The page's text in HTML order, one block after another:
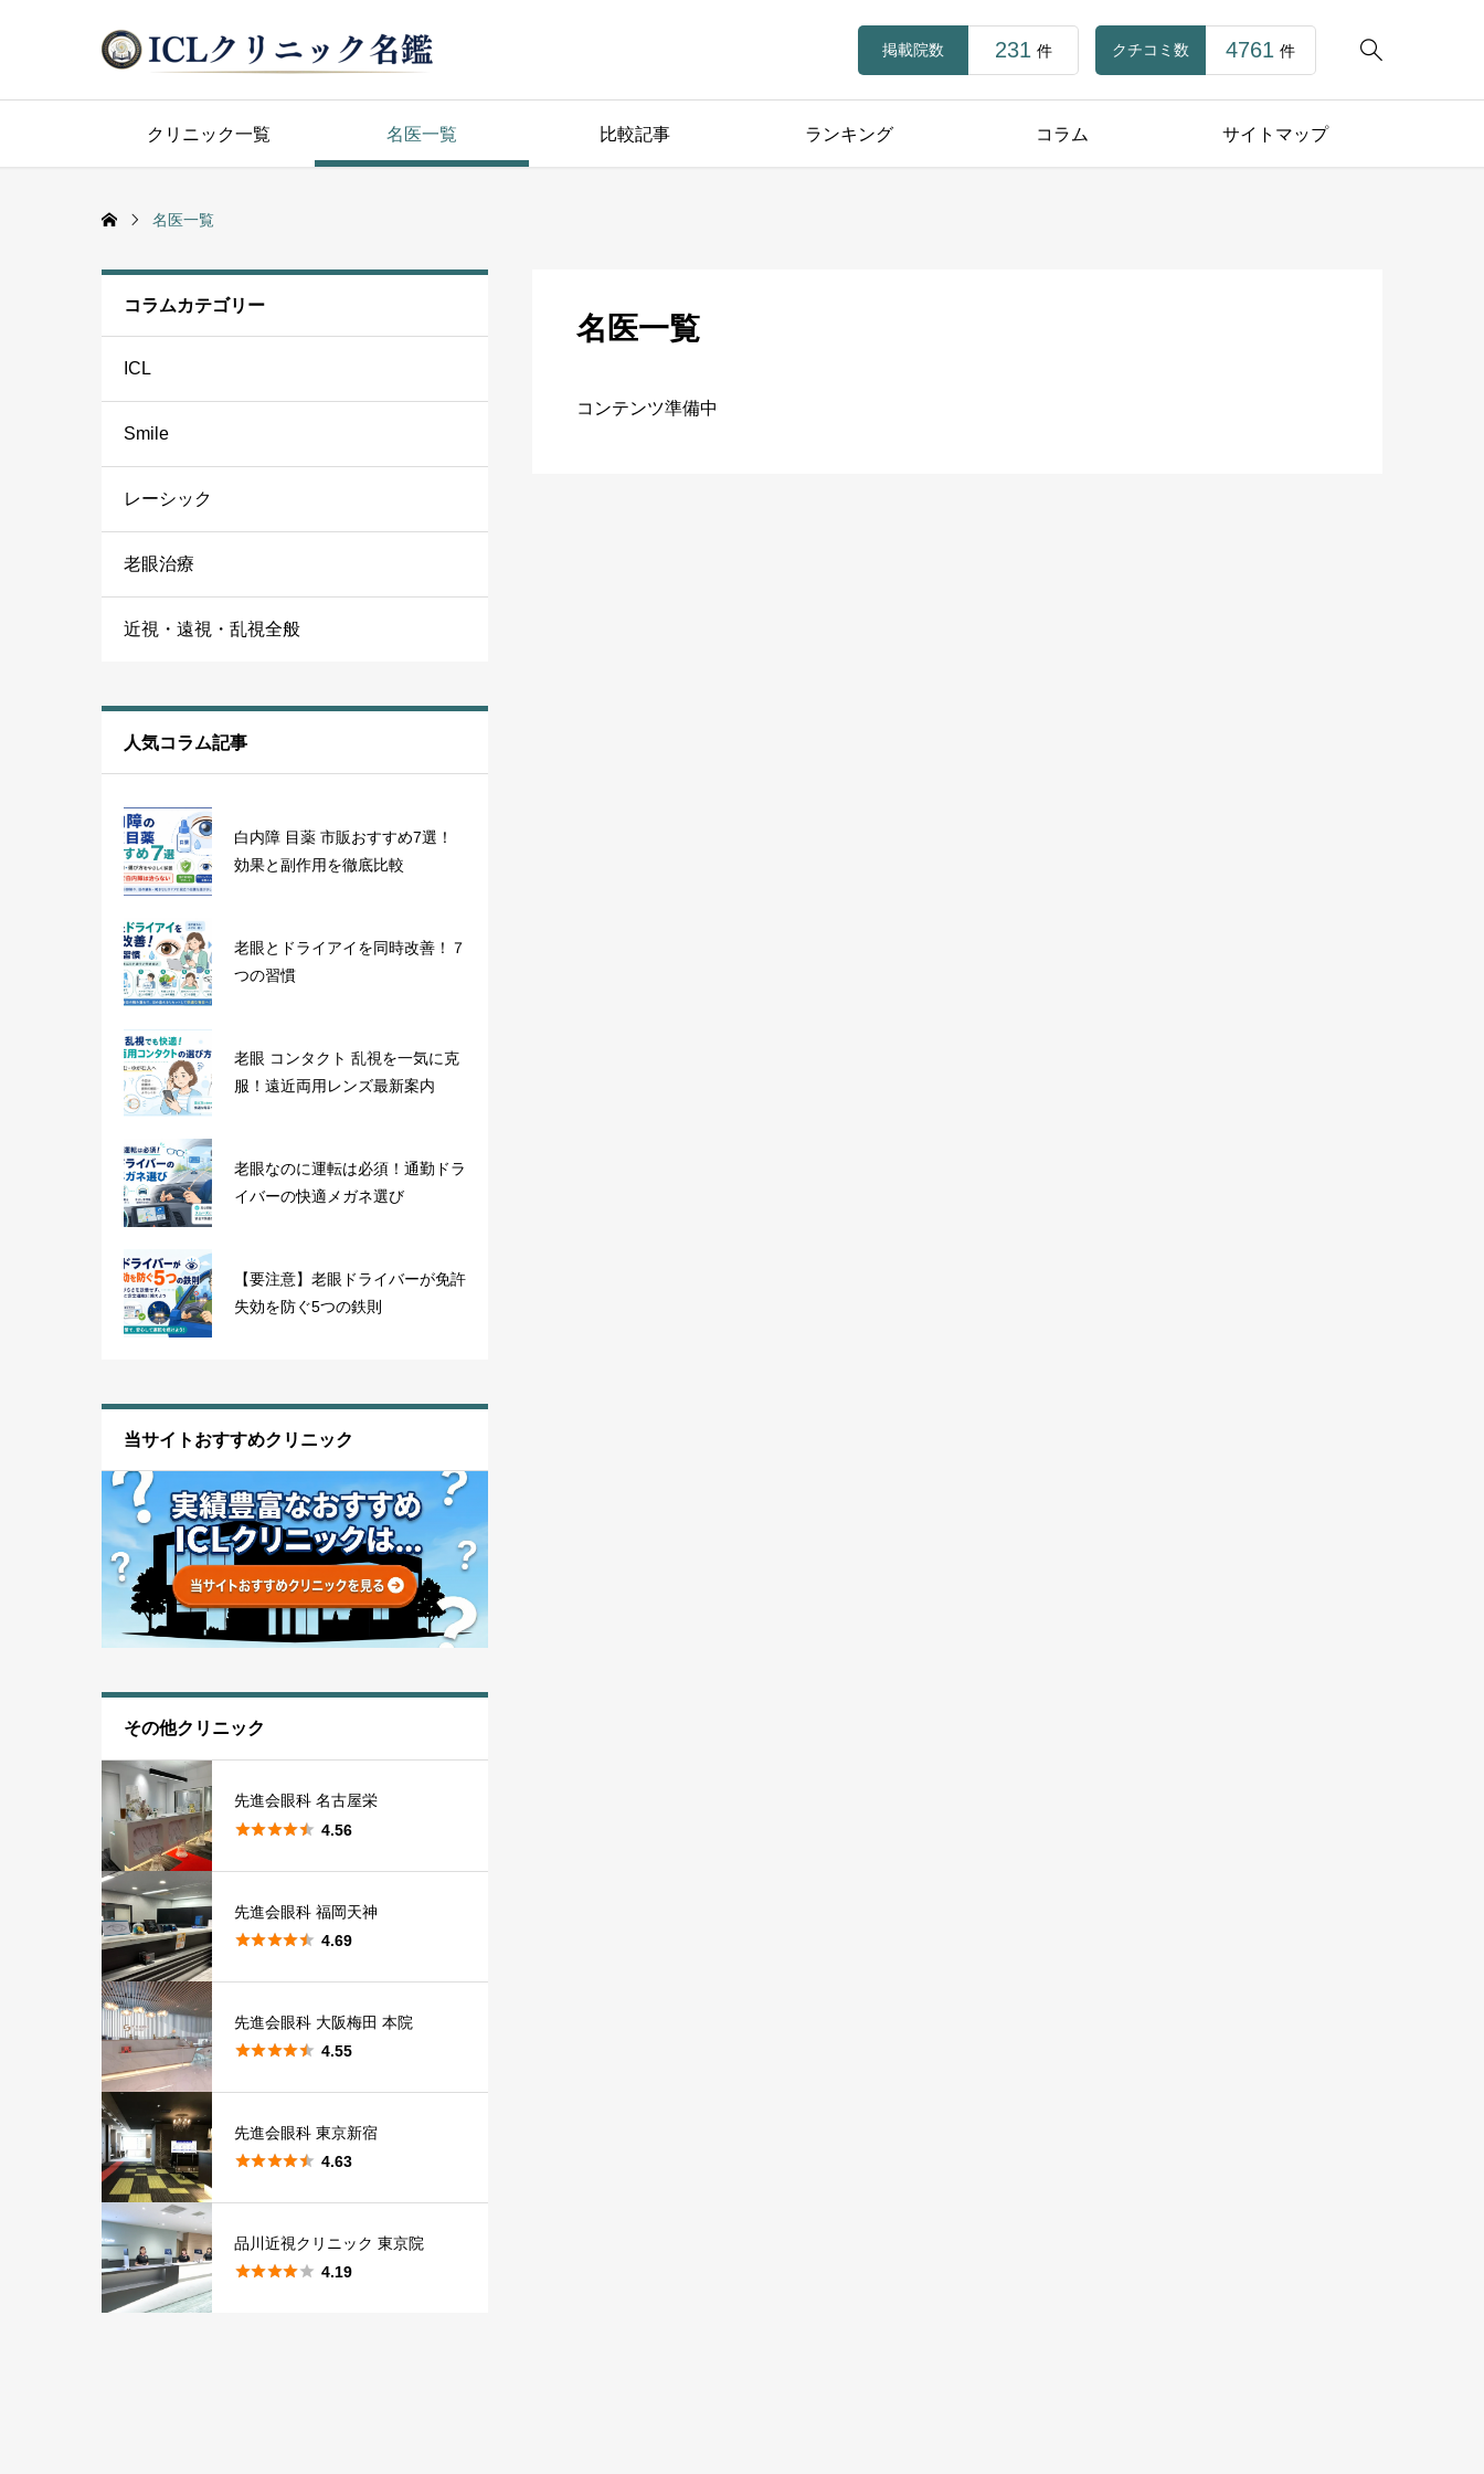

掲載院数 231 件 クチコミ数 4761 件
クリニック一覧 名医一覧 比較記事 ランキング コラム サイトマップ
名医一覧
名医一覧
コンテンツ準備中
コラムカテゴリー
ICL
Smile
レーシック
老眼治療
近視・遠視・乱視全般
人気コラム記事
白内障 目薬 市販おすすめ7選！
効果と副作用を徹底比較
老眼とドライアイを同時改善！７
つの習慣
老眼 コンタクト 乱視を一気に克
服！遠近両用レンズ最新案内
老眼なのに運転は必須！通勤ドラ
イバーの快適メガネ選び
【要注意】老眼ドライバーが免許
失効を防ぐ5つの鉄則
当サイトおすすめクリニック
その他クリニック
先進会眼科 名古屋栄
 4.56
先進会眼科 福岡天神
 4.69
先進会眼科 大阪梅田 本院
 4.55
先進会眼科 東京新宿
 4.63
品川近視クリニック 東京院
 4.19